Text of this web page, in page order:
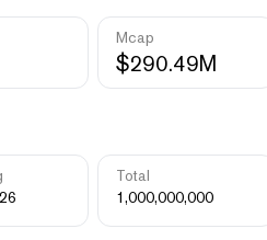
Mcap
$290.49M
Total
1,000,000,000